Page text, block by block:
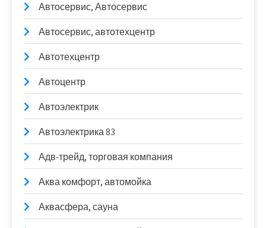
Автосервис, Автосервис
Автосервис, автотехцентр
Автотехцентр
Автоцентр
Автоэлектрик
Автоэлектрика 83
Адв-трейд, торговая компания
Аква комфорт, автомойка
Аквасфера, сауна